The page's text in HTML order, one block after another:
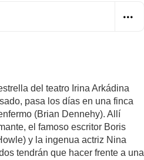
del teatro Irina Arkádina
pasa los días en una finca
(Brian Dennehy). Allí
el famoso escritor Boris
y la ingenua actriz Nina
tendrán que hacer frente a una